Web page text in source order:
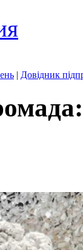
| Довідник